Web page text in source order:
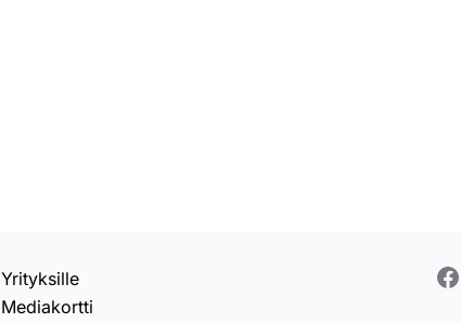
Yrityksille
Mediakortti